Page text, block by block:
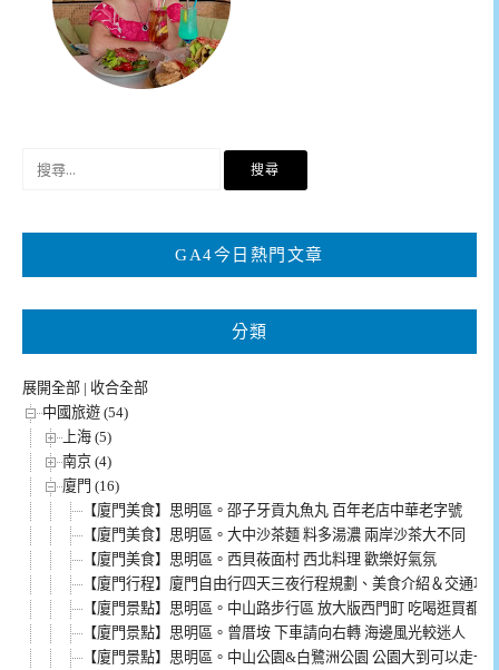
鍵
GA4今日熱門文章
分類
展開全部 | 收合全部
中國旅遊 (54)
上海 (5)
南京 (4)
廈門 (16)
【廈門美食】思明區。邵子牙貢丸魚丸 百年老店中華老字號
【廈門美食】思明區。大中沙茶麵 料多湯濃 兩岸沙茶大不同
【廈門美食】思明區。西貝莜面村 西北料理 歡樂好氣氛
【廈門行程】廈門自由行四天三夜行程規劃、美食介紹＆交通攻
【廈門景點】思明區。中山路步行區 放大版西門町 吃喝逛買都搞
【廈門景點】思明區。曾厝垵 下車請向右轉 海邊風光較迷人
【廈門景點】思明區。中山公園&白鷺洲公園 公園大到可以走一